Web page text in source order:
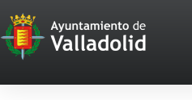
Portal
Web
del